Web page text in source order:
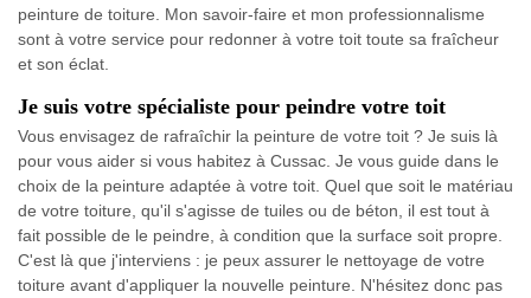
peinture de toiture. Mon savoir-faire et mon professionnalisme
sont à votre service pour redonner à votre toit toute sa fraîcheur
et son éclat.
Je suis votre spécialiste pour peindre votre toit
Vous envisagez de rafraîchir la peinture de votre toit ? Je suis là
pour vous aider si vous habitez à Cussac. Je vous guide dans le
choix de la peinture adaptée à votre toit. Quel que soit le matériau
de votre toiture, qu'il s'agisse de tuiles ou de béton, il est tout à
fait possible de le peindre, à condition que la surface soit propre.
C'est là que j'interviens : je peux assurer le nettoyage de votre
toiture avant d'appliquer la nouvelle peinture. N'hésitez donc pas